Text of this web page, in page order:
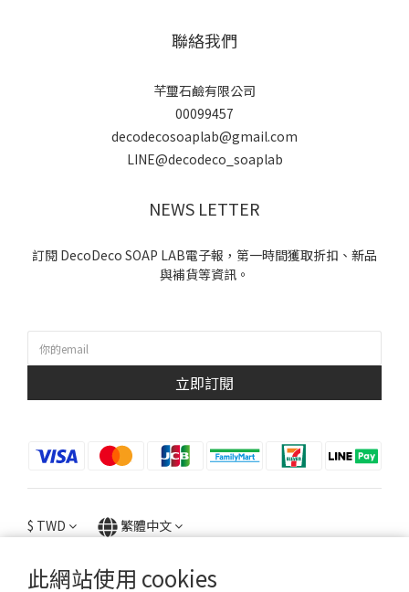
此網站使用 cookies
聯絡我們
芊璽石鹼有限公司
00099457
decodecosoaplab@gmail.com
LINE@decodeco_soaplab
NEWS LETTER
訂閱 DecoDeco SOAP LAB電子報，第一時間獲取折扣、新品
與補貨等資訊。
立即訂閱
$ TWD 繁體中文